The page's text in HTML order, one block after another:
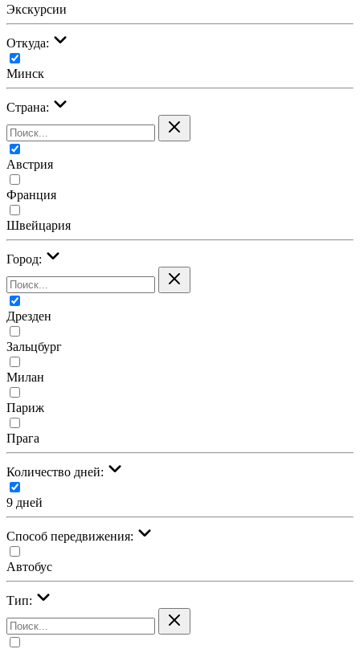
Экскурсии
Откуда:
Минск
Страна:
Австрия
Франция
Швейцария
Город:
Дрезден
Зальцбург
Милан
Париж
Прага
Количество дней:
9 дней
Cпособ передвижения:
Автобус
Тип: